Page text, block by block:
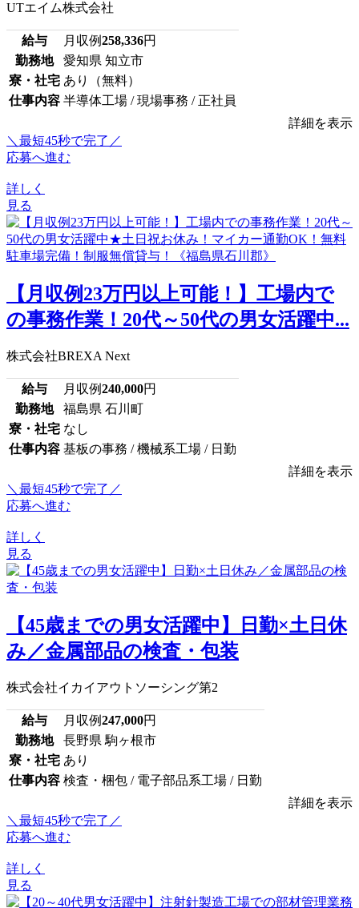
UTエイム株式会社
給与 月収例258,336円
勤務地
愛知県 知立市
寮・社宅 あり（無料）
仕事内容 半導体工場 / 現場事務 / 正社員
詳細を表示
＼最短45秒で完了／
応募へ進む
詳しく
見る
【月収例23万円以上可能！】工場内で
の事務作業！20代～50代の男女活躍中...
株式会社BREXA Next
給与 月収例240,000円
勤務地
福島県 石川町
寮・社宅 なし
仕事内容 基板の事務 / 機械系工場 / 日勤
詳細を表示
＼最短45秒で完了／
応募へ進む
詳しく
見る
【45歳までの男女活躍中】日勤×土日休
み／金属部品の検査・包装
株式会社イカイアウトソーシング第2
給与 月収例247,000円
勤務地
長野県 駒ヶ根市
寮・社宅 あり
仕事内容 検査・梱包 / 電子部品系工場 / 日勤
詳細を表示
＼最短45秒で完了／
応募へ進む
詳しく
見る